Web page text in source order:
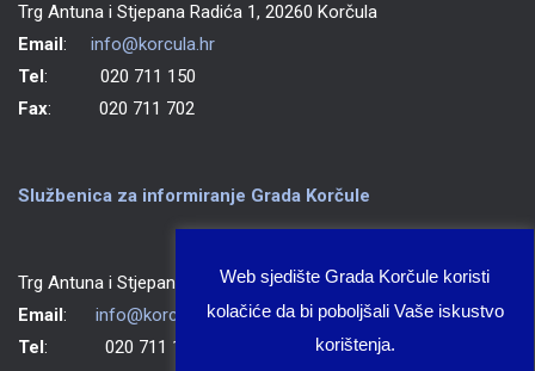
Trg Antuna i Stjepana Radića 1, 20260 Korčula
Email: info@korcula.hr
Tel: 020 711 150
Fax: 020 711 702
Službenica za informiranje Grada Korčule
Trg Antuna i Stjepana Radića 1, 20260 Korčula
Email: info@korcula.hr
Tel: 020 711 150
Web sjedište Grada Korčule koristi
kolačiće da bi poboljšali Vaše iskustvo
korištenja.